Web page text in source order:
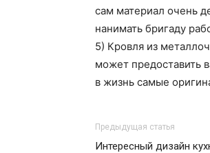
сам материал очень
нанимать бригаду
5) Кровля из
может предоставить
в жизнь самые
Предыдущая статья
Интересный дизайн